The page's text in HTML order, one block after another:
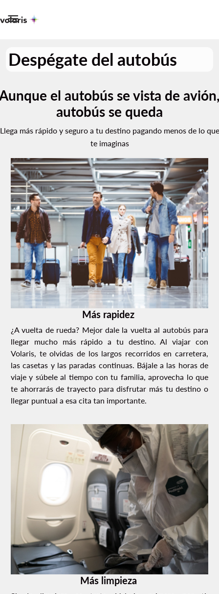

Despégate del autobús
el autobús se vista de
autobús se queda
Llega más rápido y seguro a tu destino pagando menos de lo que
te imaginas
Más rapidez
¿A vuelta de rueda? Mejor dale la vuelta al autobús para
llegar mucho más rápido a tu destino. Al viajar con
Volaris, te olvidas de los largos recorridos en carretera,
las casetas y las paradas continuas. Bájale a las horas de
viaje y súbele al tiempo con tu familia, aprovecha lo que
te ahorrarás de trayecto para disfrutar más tu destino o
llegar puntual a esa cita tan importante.
Más limpieza